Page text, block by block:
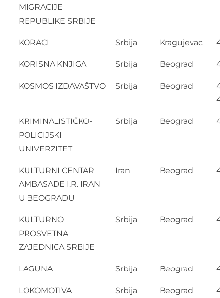
MIGRACIJE
REPUBLIKE SRBIJE
KORACI Srbija Kragujevac
KORISNA KNJIGA Srbija Beograd
KOSMOS IZDAVAŠTVO Srbija Beograd
KRIMINALISTIČKO-
POLICIJSKI
UNIVERZITET
Srbija Beograd
KULTURNI CENTAR
AMBASADE I.R. IRAN
U BEOGRADU
Iran Beograd
KULTURNO
PROSVETNA
ZAJEDNICA SRBIJE
Srbija Beograd
LAGUNA Srbija Beograd
LOKOMOTIVA Srbija Beograd